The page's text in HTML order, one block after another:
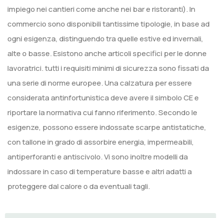
impiego nei cantieri come anche nei bar e ristoranti). In
commercio sono disponibili tantissime tipologie, in base ad
ogni esigenza, distinguendo tra quelle estive ed invernali,
alte o basse. Esistono anche articoli specifici per le donne
lavoratrici. tutti i requisiti minimi di sicurezza sono fissati da
una serie di norme europee. Una calzatura per essere
considerata antinfortunistica deve avere il simbolo CE e
riportare la normativa cui fanno riferimento. Secondo le
esigenze, possono essere indossate scarpe antistatiche,
con tallone in grado di assorbire energia, impermeabili,
antiperforanti e antiscivolo. Vi sono inoltre modelli da
indossare in caso di temperature basse e altri adatti a
proteggere dal calore o da eventuali tagli.